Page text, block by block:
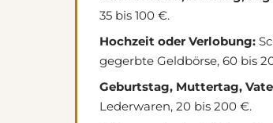
35 bis 100 €.
Hochzeit oder Verlobung:
gegerbte Geldbörse, 60 bis
Geburtstag, Muttertag,
Lederwaren, 20 bis 200 €.